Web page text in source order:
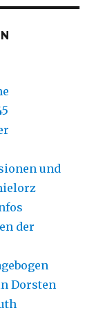
und
der
Dorsten